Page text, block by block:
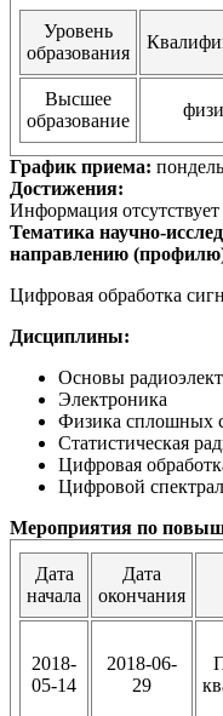
Уровень
образования
Высшее
образование
График приема:
Достижения:
Информация отсутствует
Тематика научно-
направлению
Цифровая обработка
Дисциплины:
Основы
Электроника
Физика сплошных
Статистическая
Цифровая
Цифровой
Мероприятия по
Дата
начала
Дата
окончания
2018-
05-14
2018-06-
29